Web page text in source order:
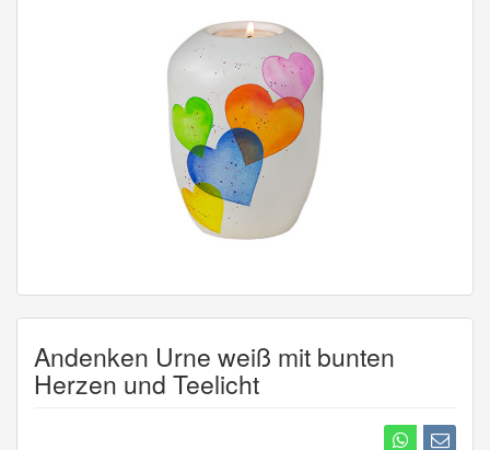
Andenken Urne weiß mit bunten
Herzen und Teelicht